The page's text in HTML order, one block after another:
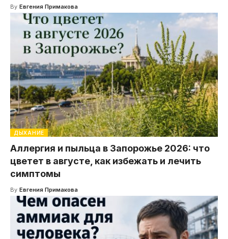
By Евгения Примакова
ДЫХАНИЕ
Аллергия и пыльца в Запорожье 2026: что
цветет в августе, как избежать и лечить
симптомы
By Евгения Примакова